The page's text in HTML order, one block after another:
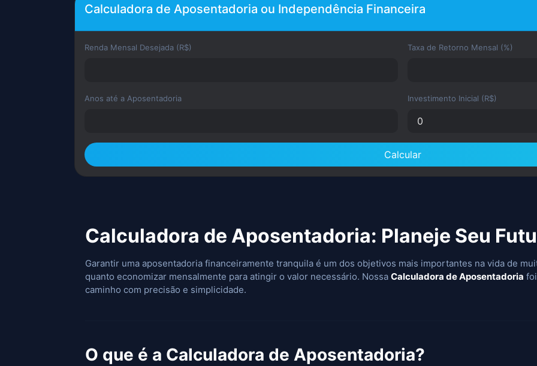
Calculadora de Aposentadoria ou Independência Financeira
Renda Mensal Desejada (R$) Taxa de Retorno Mensal (%)
Anos até a Aposentadoria Investimento Inicial (R$)
Calcular
Calculadora de Aposentadoria: Planeje Seu
Garantir uma aposentadoria financeiramente tranquila é um dos objetivos mais importantes na vida de
quanto economizar mensalmente para atingir o valor necessário. Nossa Calculadora de Aposentadoria
caminho com precisão e simplicidade.
O que é a Calculadora de Aposentadoria?